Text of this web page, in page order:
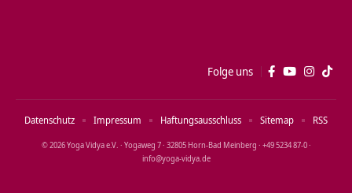
Folge uns
© 2026 Yoga Vidya e.V. · Yogaweg 7 · 32805 Horn‑Bad Meinberg · +49 5234 87‑0 ·
info@yoga‑vidya.de
Datenschutz Impressum Haftungsausschluss Sitemap RSS